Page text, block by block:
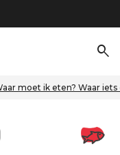
moet ik eten? Waar iets